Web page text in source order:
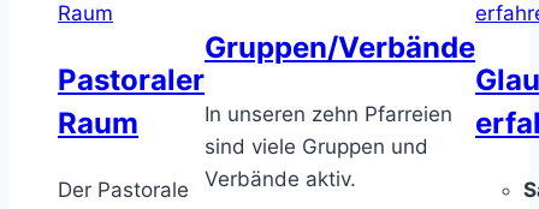
Raum
Pastoraler
Raum
Der Pastorale
Gruppen/Verbände
In unseren zehn Pfarreien
sind viele Gruppen und
Verbände aktiv.